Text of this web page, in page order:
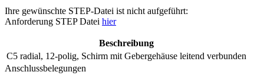
Ihre gewünschte STEP-Datei ist nicht aufgeführt:
Anforderung STEP Datei hier
Beschreibung
C5 radial, 12-polig, Schirm mit Gebergehäuse leitend verbunden
Anschlussbelegungen